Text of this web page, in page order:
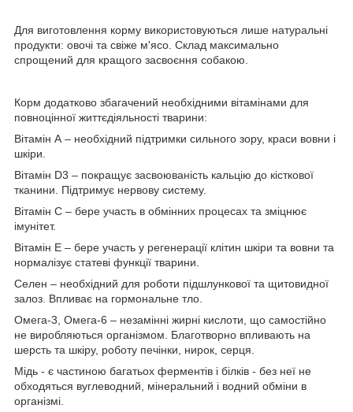
Для виготовлення корму використовуються лише натуральні
продукти: овочі та свіже м'ясо. Склад максимально
спрощений для кращого засвоєння собакою.
Корм додатково збагачений необхідними вітамінами для
повноцінної життєдіяльності тварини:
Вітамін А – необхідний підтримки сильного зору, краси вовни і
шкіри.
Вітамін D3 – покращує засвоюваність кальцію до кісткової
тканини. Підтримує нервову систему.
Вітамін С – бере участь в обмінних процесах та зміцнює
імунітет.
Вітамін Е – бере участь у регенерації клітин шкіри та вовни та
нормалізує статеві функції тварини.
Селен – необхідний для роботи підшлункової та щитовидної
залоз. Впливає на гормональне тло.
Омега-3, Омега-6 – незамінні жирні кислоти, що самостійно
не виробляються організмом. Благотворно впливають на
шерсть та шкіру, роботу печінки, нирок, серця.
Мідь - є частиною багатьох ферментів і білків - без неї не
обходяться вуглеводний, мінеральний і водний обміни в
організмі.